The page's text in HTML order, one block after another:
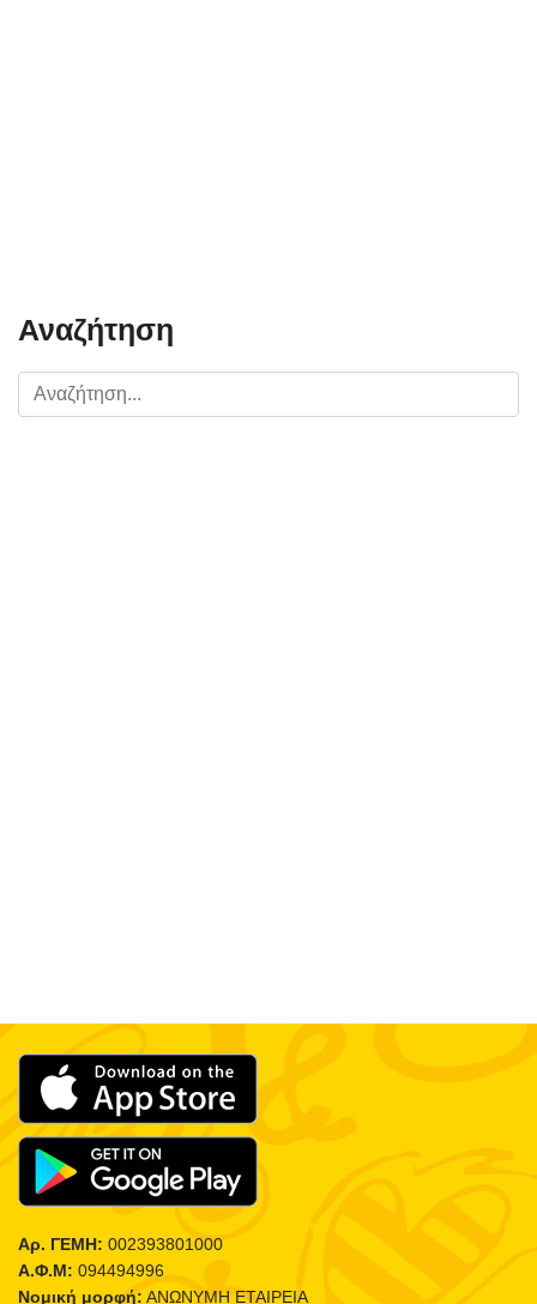
Αναζήτηση
Αρ. ΓΕΜΗ: 002393801000
Α.Φ.Μ: 094494996
Νομική μορφή: ΑΝΩΝΥΜΗ ΕΤΑΙΡΕΙΑ